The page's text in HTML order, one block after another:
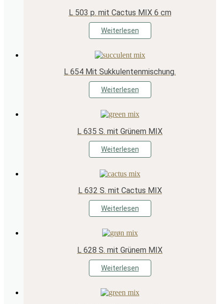
L 503 p. mit Cactus MIX 6 cm
Weiterlesen
L 654 Mit Sukkulentenmischung.
Weiterlesen
L 635 S. mit Grünem MIX
Weiterlesen
L 632 S. mit Cactus MIX
Weiterlesen
L 628 S. mit Grünem MIX
Weiterlesen